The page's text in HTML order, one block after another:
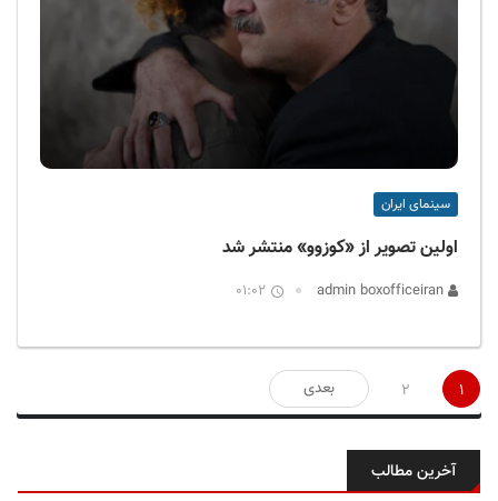
سینمای ایران
اولین تصویر از «کوزوو» منتشر شد
01:02
صفحه‌بندی
نوشته‌ها
1
2 بعدی
آخرین مطالب